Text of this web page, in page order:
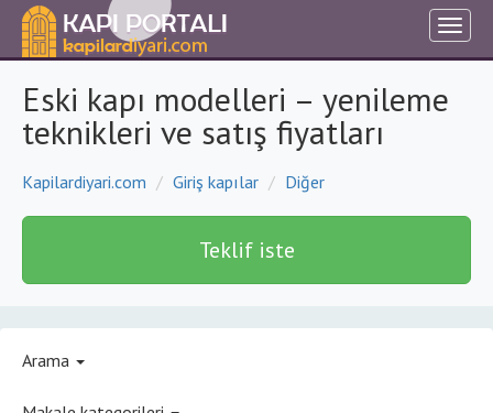
Eski kapı modelleri – yenileme
teknikleri ve satış fiyatları
Kapilardiyari.com Giriş kapılar Diğer
Teklif iste
Arama